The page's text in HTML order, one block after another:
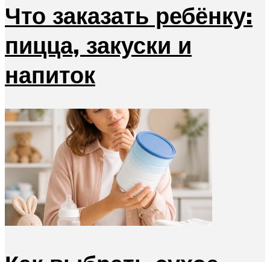
Что заказать ребёнку:
пицца, закуски и
напиток